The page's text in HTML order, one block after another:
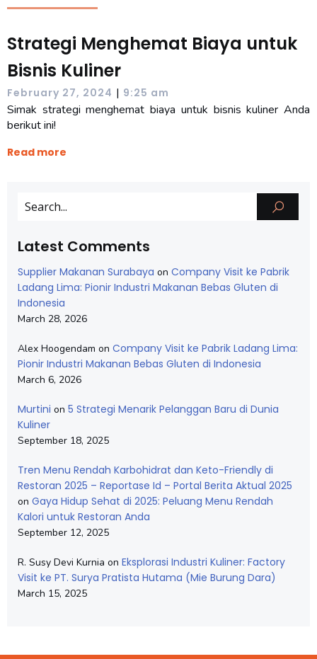
Strategi Menghemat Biaya untuk
Bisnis Kuliner
February 27, 2024 | 9:25 am
Simak strategi menghemat biaya untuk bisnis kuliner Anda
berikut ini!
Read more
Latest Comments
Supplier Makanan Surabaya on Company Visit ke Pabrik
Ladang Lima: Pionir Industri Makanan Bebas Gluten di
Indonesia
March 28, 2026
Alex Hoogendam on Company Visit ke Pabrik Ladang Lima:
Pionir Industri Makanan Bebas Gluten di Indonesia
March 6, 2026
Murtini on 5 Strategi Menarik Pelanggan Baru di Dunia
Kuliner
September 18, 2025
Tren Menu Rendah Karbohidrat dan Keto-Friendly di
Restoran 2025 – Reportase Id – Portal Berita Aktual 2025
on Gaya Hidup Sehat di 2025: Peluang Menu Rendah
Kalori untuk Restoran Anda
September 12, 2025
R. Susy Devi Kurnia on Eksplorasi Industri Kuliner: Factory
Visit ke PT. Surya Pratista Hutama (Mie Burung Dara)
March 15, 2025